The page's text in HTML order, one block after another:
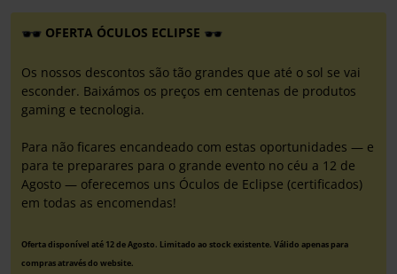
OFERTA ÓCULOS ECLIPSE
Os nossos descontos são tão grandes que até o sol se vai
esconder. Baixámos os preços em centenas de produtos
gaming e tecnologia.
Para não ficares encandeado com estas oportunidades — e
para te preparares para o grande evento no céu a 12 de
Agosto — oferecemos uns Óculos de Eclipse (certificados)
em todas as encomendas!
Oferta disponível até 12 de Agosto. Limitado ao stock existente. Válido apenas para
compras através do website.